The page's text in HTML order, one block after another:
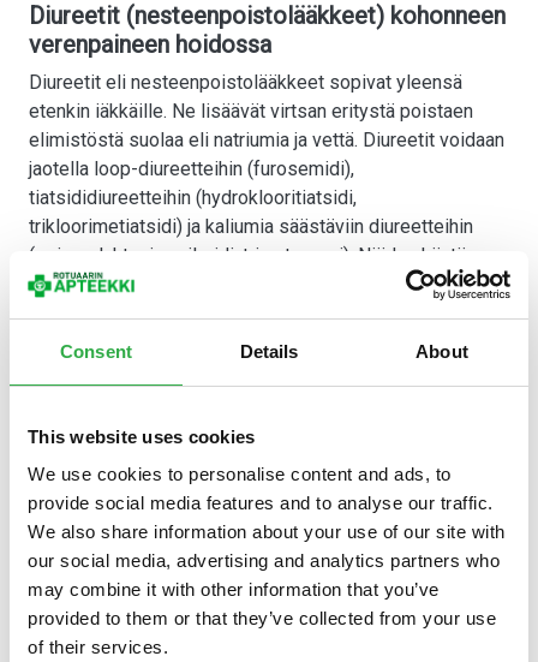
Consent Details About
This website uses cookies
We use cookies to personalise content and ads, to
provide social media features and to analyse our traffic.
We also share information about your use of our site with
our social media, advertising and analytics partners who
may combine it with other information that you’ve
provided to them or that they’ve collected from your use
of their services.
Diureetit (nesteenpoistolääkkeet) kohonneen
verenpaineen hoidossa
Diureetit eli nesteenpoistolääkkeet sopivat yleensä
etenkin iäkkäille. Ne lisäävät virtsan eritystä poistaen
elimistöstä suolaa eli natriumia ja vettä. Diureetit voidaan
jaotella loop-diureetteihin (furosemidi),
tiatsididiureetteihin (hydroklooritiatsidi,
trikloorimetiatsidi) ja kaliumia säästäviin diureetteihin
(spironolaktoni, amiloridi, triamtereeni). Näiden käytön on
todettu pienentävän aivohalvauksen ja sydäninfarktin
riskiä.
Nykyisillä, pienillä annoksilla diureettien aiheuttamat
haitat ovat harvinaisia. Diureetit voivat kohottaa veren
kiteytymisen niveliin aiheuttaen
ACE:n estäjät ja angiotensiinireseptorin
salpaajat
Tämän ryhmän lääkkeet ovat nykyisin ensisijaisia
lääkkeitä verenpainetaudin hoidossa. ACE:n -estäjät ja
angiotensiinireseptorin salpaajat sopivat varsinkin
diabetesta tai sydämen vajaatoimintaa sairastaville.